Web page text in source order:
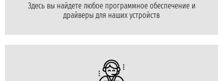
Здесь вы найдете любое программное обеспечение и
драйверы для наших устройств